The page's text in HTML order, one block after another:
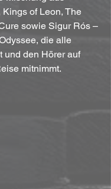
Kings of Leon, The
sowie Sigur Rós –
die alle
und den Hörer auf
mitnimmt.